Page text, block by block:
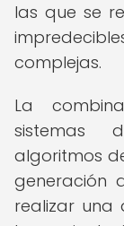
las que se
complejas.
La
sistemas
algoritmos
generación
realizar una